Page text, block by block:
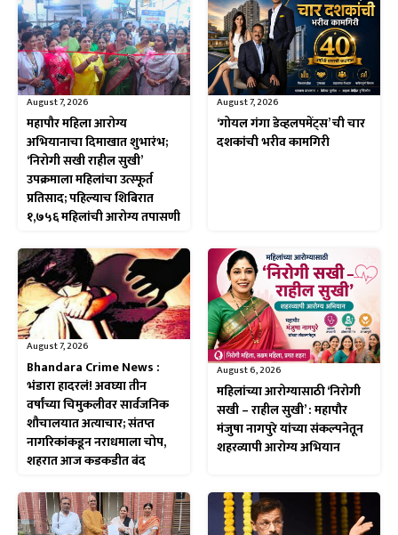
August 7, 2026
महापौर महिला आरोग्य
अभियानाचा दिमाखात शुभारंभ;
‘निरोगी सखी राहील सुखी’
उपक्रमाला महिलांचा उत्स्फूर्त
प्रतिसाद; पहिल्याच शिबिरात
१,७५६ महिलांची आरोग्य तपासणी
August 7, 2026
‘गोयल गंगा डेव्हलपमेंट्स’ ची चार
दशकांची भरीव कामगिरी
August 7, 2026
Bhandara Crime News :
भंडारा हादरलं! अवघ्या तीन
वर्षांच्या चिमुकलीवर सार्वजनिक
शौचालयात अत्याचार; संतप्त
नागरिकांकडून नराधमाला चोप,
शहरात आज कडकडीत बंद
August 6, 2026
महिलांच्या आरोग्यासाठी ‘निरोगी
सखी – राहील सुखी’ : महापौर
मंजुषा नागपुरे यांच्या संकल्पनेतून
शहरव्यापी आरोग्य अभियान